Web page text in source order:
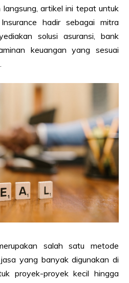
artikel ini tepat untuk
hadir sebagai mitra
solusi asuransi, bank
keuangan yang sesuai
salah satu metode
yang banyak digunakan di
proyek-proyek kecil hingga